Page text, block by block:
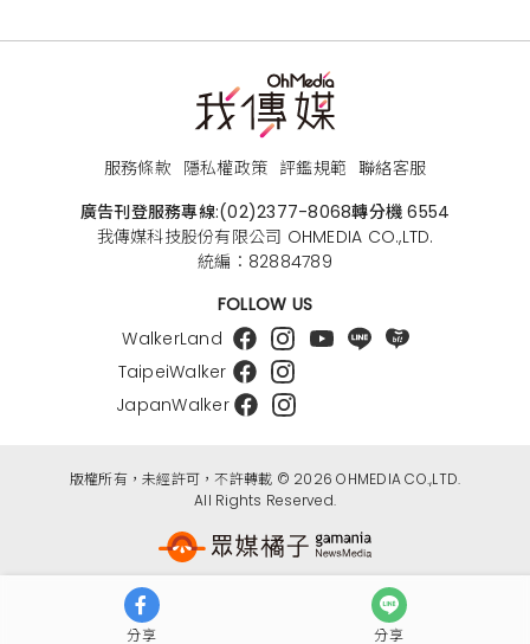
分享 分享
服務條款 隱私權政策 評鑑規範 聯絡客服
廣告刊登服務專線:(02)2377-8068轉分機 6554
我傳媒科技股份有限公司 OHMEDIA CO.,LTD.
統編：82884789
FOLLOW US
WalkerLand
TaipeiWalker
JapanWalker
版權所有，未經許可，不許轉載 © 2026 OHMEDIA CO.,LTD.
All Rights Reserved.